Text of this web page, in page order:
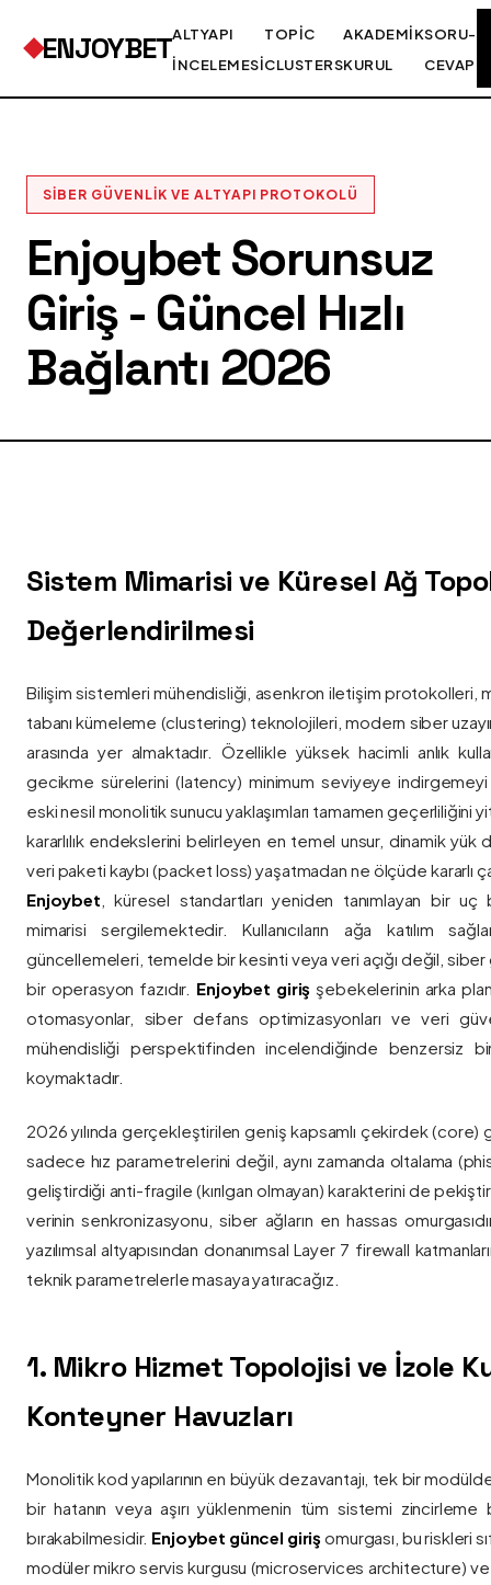
ENJOYBETALTYAPI
İNCELEMESI
TOPIC
CLUSTERS
AKADEMIK
KURUL
SORU-
CEVAP
SIBER GÜVENLIK VE ALTYAPI PROTOKOLÜ
Enjoybet Sorunsuz
Giriş - Güncel Hızlı
Bağlantı 2026
Sistem Mimarisi ve Küresel Ağ
Değerlendirilmesi
Bilişim sistemleri mühendisliği, asenkron iletişim protokolleri,
tabanı kümeleme (clustering) teknolojileri, modern siber
arasında yer almaktadır. Özellikle yüksek hacimli anlık
gecikme sürelerini (latency) minimum seviyeye
eski nesil monolitik sunucu yaklaşımları tamamen geçerliliğini
kararlılık endekslerini belirleyen en temel unsur, dinamik yük
veri paketi kaybı (packet loss) yaşatmadan ne ölçüde kararlı
Enjoybet , küresel standartları yeniden tanımlayan bir
mimarisi sergilemektedir. Kullanıcıların ağa katılım
güncellemeleri, temelde bir kesinti veya veri açığı değil, siber
bir operasyon fazıdır. Enjoybet giriş şebekelerinin arka
otomasyonlar, siber defans optimizasyonları ve veri
mühendisliği perspektifinden incelendiğinde benzersiz
koymaktadır.
2026 yılında gerçekleştirilen geniş kapsamlı çekirdek
sadece hız parametrelerini değil, aynı zamanda oltalama
geliştirdiği anti-fragile (kırılgan olmayan) karakterini de
verinin senkronizasyonu, siber ağların en hassas
yazılımsal altyapısından donanımsal Layer 7 firewall
teknik parametrelerle masaya yatıracağız.
1. Mikro Hizmet Topolojisi ve İzole
Konteyner Havuzları
Monolitik kod yapılarının en büyük dezavantajı, tek bir
bir hatanın veya aşırı yüklenmenin tüm sistemi zincirleme
bırakabilmesidir. Enjoybet güncel giriş omurgası, bu riskleri
modüler mikro servis kurgusu (microservices architecture)